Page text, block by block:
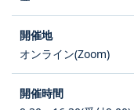
オンライン(Zoom)